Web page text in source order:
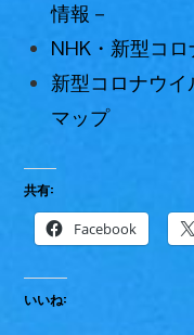
情報－
NHK・新型コ
新型コロナウ
マップ
共有:
Facebook
いいね: